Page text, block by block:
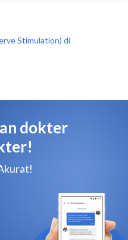
Stimulation) di